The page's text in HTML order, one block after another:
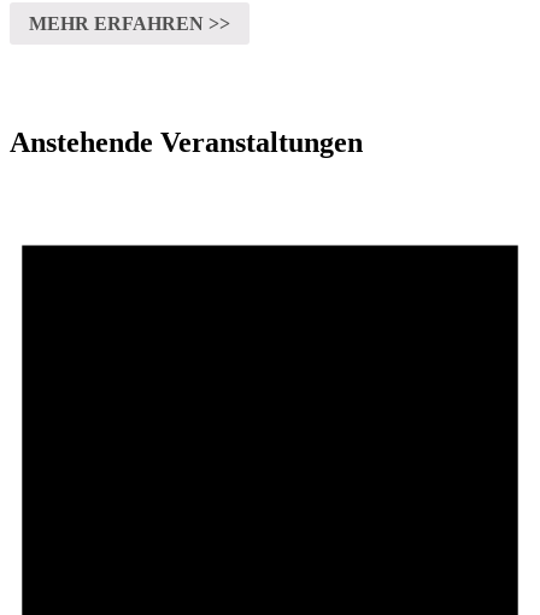
MEHR ERFAHREN >>
Anstehende Veranstaltungen